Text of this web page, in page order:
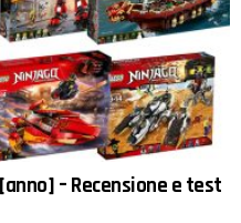
– Recensione e test